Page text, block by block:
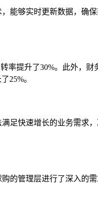
能够实时更新数据，确
率提升了30%。此外，财
25%。
足快速增长的业务需求
的管理层进行了深入的